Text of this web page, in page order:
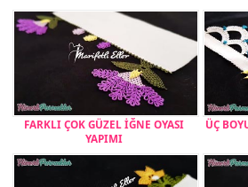
FARKLI ÇOK GÜZEL İĞNE OYASI
YAPIMI
ÜÇ